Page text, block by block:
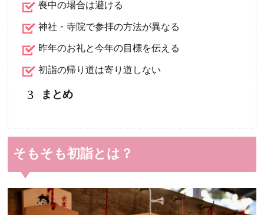
喪中の場合は避ける
神社・寺院で参拝の方法が異なる
昨年のお礼と今年の目標を伝える
初詣の帰り道は寄り道しない
3 まとめ
そもそも初詣とは？